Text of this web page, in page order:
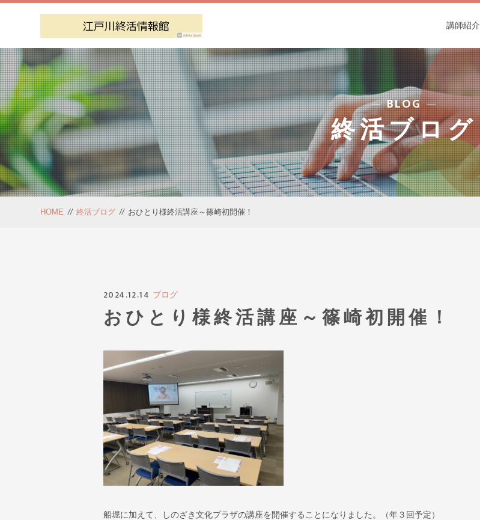
講師紹介
BLOG
終活ブログ
HOME // 終活ブログ // おひとり様終活講座～篠崎初開催！
2024.12.14 ブログ
おひとり様終活講座～篠崎初開催！
船堀に加えて、しのざき文化プラザの講座を開催することになりました。（年３回予定）